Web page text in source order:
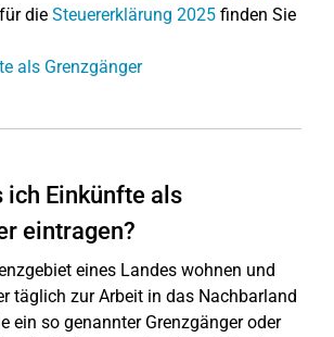
die Steuererklärung 2025 finden Sie
als Grenzgänger
ich Einkünfte als
eintragen?
eines Landes wohnen und
täglich zur Arbeit in das Nachbarland
ein so genannter Grenzgänger oder